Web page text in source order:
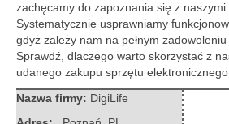
zachęcamy do zapoznania się z naszymi
Systematycznie usprawniamy
gdyż zależy nam na pełnym zadowoleniu
Sprawdź, dlaczego warto skorzystać z
udanego zakupu sprzętu
Nazwa firmy: DigiLife